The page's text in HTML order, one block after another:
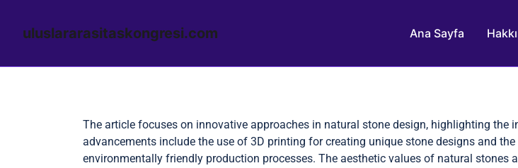
uluslararasitaskongresi.com Ana Sayfa
The article focuses on innovative approaches in natural stone design, highlighting
advancements include the use of 3D printing for creating unique stone designs and
environmentally friendly production processes. The aesthetic values of natural stones